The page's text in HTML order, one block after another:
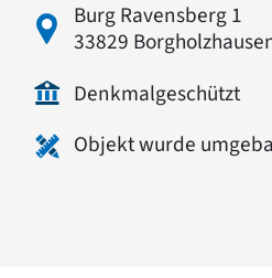
Burg Ravensberg 1
33829
Denkmalgeschützt
Objekt wurde